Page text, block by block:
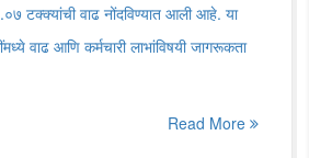
टक्क्यांची वाढ नोंदविण्यात आली आहे. या
वाढ आणि कर्मचारी लाभांविषयी जागरूकता
Read More